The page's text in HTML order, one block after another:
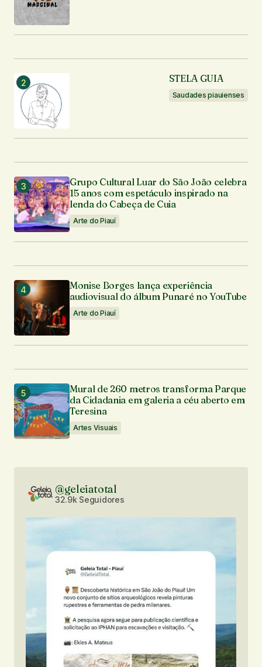
Seu nome*
Seu e-mail
Enviar comentário
STELA GUIA
Saudades piauienses
Grupo Cultural Luar do São João celebra
15 anos com espetáculo inspirado na
lenda do Cabeça de Cuia
Arte do Piauí
Monise Borges lança experiência
audiovisual do álbum Punaré no YouTube
Arte do Piauí
Mural de 260 metros transforma Parque
da Cidadania em galeria a céu aberto em
Teresina
Artes Visuais
@geleiatotal
32.9k Seguidores